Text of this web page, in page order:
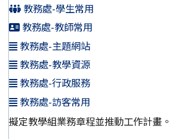
教務處-學生常用
教務處-教師常用
教務處-主題網站
教務處-教學資源
教務處-行政服務
教務處-訪客常用
擬定教學組業務章程並推動工作計畫。